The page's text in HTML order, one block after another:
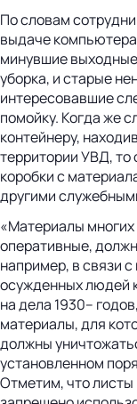
По словам
выдаче
минувшие
уборка, и старые
интересовавшие
помойку. Когда же
контейнеру,
территории УВД,
коробки с
другими
«Материалы
оперативные,
например, в связи
осужденных людей
на дела 1930–
материалы, для
должны
установленном
Отметим, что